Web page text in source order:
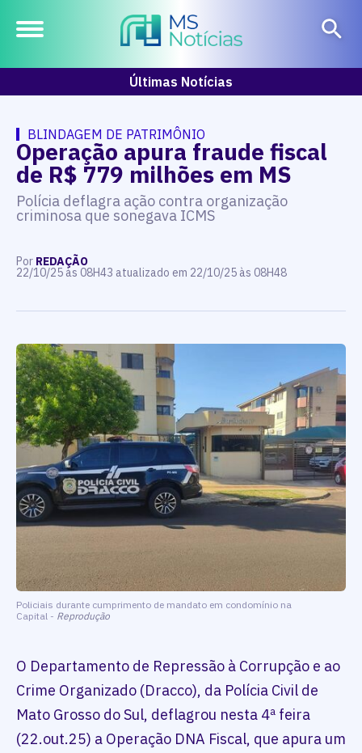
Últimas Notícias
BLINDAGEM DE PATRIMÔNIO
Operação apura fraude fiscal
de R$ 779 milhões em MS
Polícia deflagra ação contra organização
criminosa que sonegava ICMS
Por REDAÇÃO
22/10/25 às 08H43 atualizado em 22/10/25 às 08H48
Policiais durante cumprimento de mandato em condomínio na
Capital - Reprodução
O Departamento de Repressão à Corrupção e ao
Crime Organizado (Dracco), da Polícia Civil de
Mato Grosso do Sul, deflagrou nesta 4ª feira
(22.out.25) a Operação DNA Fiscal, que apura um